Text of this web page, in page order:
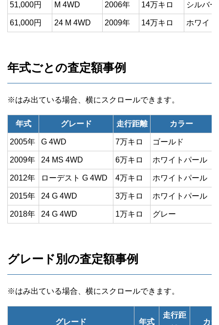
51,000円 M 4WD 2006年 14万キロ シルバー
61,000円 24 M 4WD 2009年 14万キロ ホワイ
年式ごとの査定額事例
年式 グレード 走行距離 カラー
2005年 G 4WD 7万キロ ゴールド
2009年 24 MS 4WD 6万キロ ホワイトパール
2012年 ローデスト G 4WD 4万キロ ホワイトパール
2015年 24 G 4WD 3万キロ ホワイトパール
2018年 24 G 4WD 1万キロ グレー
グレード別の査定額事例
グレード 年式
走行距
カ